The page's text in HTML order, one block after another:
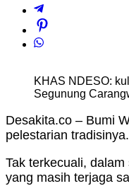
KHAS NDESO:
Segunung
Desakita.co – Bumi
pelestarian tradisinya.
Tak terkecuali,
yang masih terjaga